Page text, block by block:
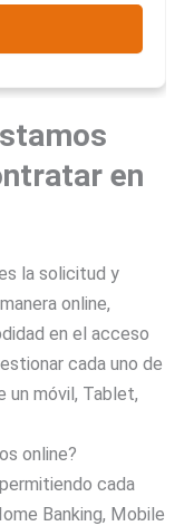
en
la solicitud y
online,
en el acceso
cada uno de
un móvil, Tablet,
online?
cada
Banking, Mobile